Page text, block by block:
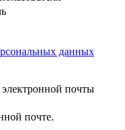
данных
почты
почте.